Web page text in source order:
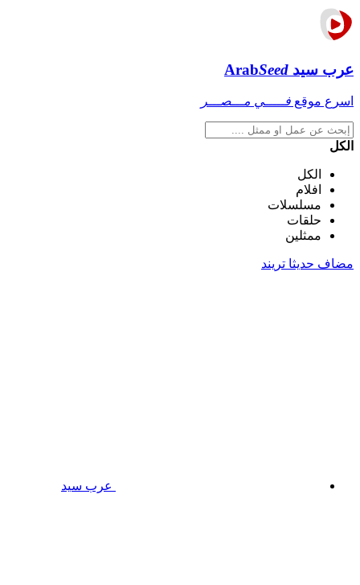
عرب سيد ArabSeed
اسرع موقع فـــــي مـــصـــر
الكل
الكل
افلام
مسلسلات
حلقات
ممثلين
مضاف حديثا تريند
عرب سيد